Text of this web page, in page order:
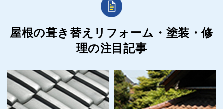
屋根の葺き替えリフォーム・塗装・修
理の注目記事